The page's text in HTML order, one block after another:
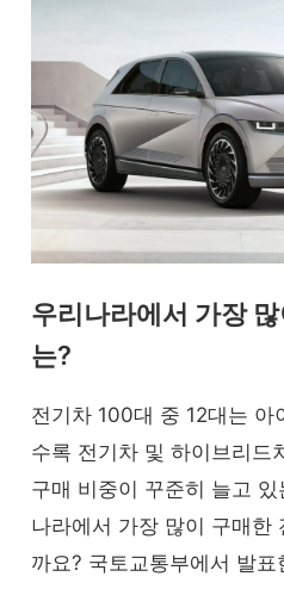
우리나라에서 가장
는?
전기차 100대 중 12대는 아
수록 전기차 및 하이브리드
구매 비중이 꾸준히 늘고
나라에서 가장 많이 구매한
까요? 국토교통부에서 발